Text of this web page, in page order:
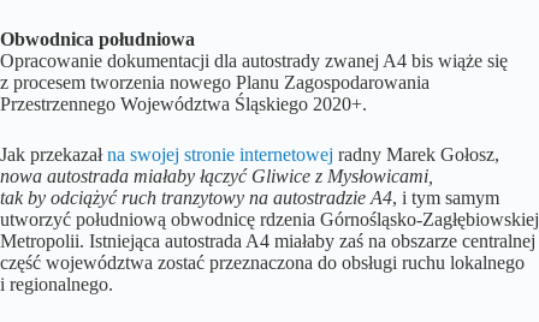
Obwodnica południowa
Opracowanie dokumentacji dla autostrady zwanej A4 bis wiąże się
z procesem tworzenia nowego Planu Zagospodarowania
Przestrzennego Województwa Śląskiego 2020+.
Jak przekazałna swojej stronie internetowej radny Marek Gołosz,
nowa autostrada miałaby łączyć Gliwice z Mysłowicami,
tak by odciążyć ruch tranzytowy na autostradzie A4, i tym samym
utworzyć południową obwodnicę rdzenia Górnośląsko-Zagłębiowskiej
Metropolii. Istniejąca autostrada A4 miałaby zaś na obszarze centralnej
część województwa zostać przeznaczona do obsługi ruchu lokalnego
i regionalnego.